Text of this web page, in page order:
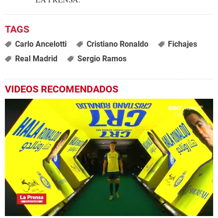
Carlo Ancelotti Cristiano Ronaldo
Fichajes
Real Madrid
Sergio Ramos
VIDEOS RECOMENDADOS